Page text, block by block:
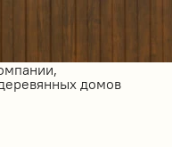
домов